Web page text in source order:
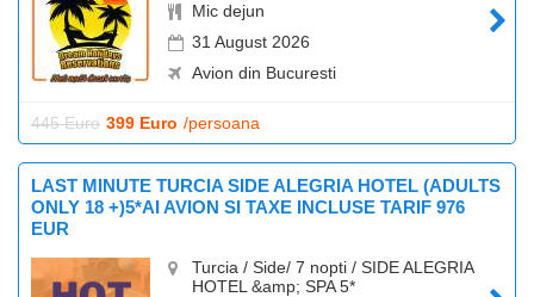
Mic dejun
31 August 2026
Avion din Bucuresti
445 Euro 399 Euro /persoana
LAST MINUTE TURCIA SIDE ALEGRIA HOTEL (ADULTS
ONLY 18 +)5*AI AVION SI TAXE INCLUSE TARIF 976
EUR
Turcia / Side/ 7 nopti / SIDE ALEGRIA
HOTEL &amp; SPA 5*